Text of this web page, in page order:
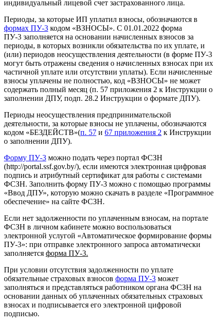
индивидуальный лицевой счет застрахованного лица.
Периоды, за которые ИП уплатил взносы, обозначаются в
формах ПУ-3 кодом «ВЗНОСЫ». С 01.01.2022 форма
ПУ-3 заполняется на основании начисленных взносов за
периоды, в которых возникли обязательства по их уплате, и
(или) периодов неосуществления деятельности (в форме ПУ-3
могут быть отражены сведения о начисленных взносах при их
частичной уплате или отсутствии уплаты). Если начисленные
взносы уплачены не полностью, код «ВЗНОСЫ» не может
содержать полный месяц (п. 57 приложения 2 к Инструкции о
заполнении ДПУ, подп. 28.2 Инструкции о формате ДПУ).
Периоды неосуществления предпринимательской
деятельности, за которые взносы не уплачены, обозначаются
кодом «БЕЗДЕЙСТВ»(п. 57 и 67 приложения 2 к Инструкции
о заполнении ДПУ).
Форму ПУ-3 можно подать через портал ФСЗН
(http://portal.ssf.gov.by/), если имеются электронная цифровая
подпись и атрибутный сертификат для работы с системами
ФСЗН. Заполнить форму ПУ-3 можно с помощью программы
«Ввод ДПУ», которую можно скачать в разделе «Программное
обеспечение» на сайте ФСЗН.
Если нет задолженности по уплаченным взносам, на портале
ФСЗН в личном кабинете можно воспользоваться
электронной услугой «Автоматическое формирование формы
ПУ-3»: при отправке электронного запроса автоматически
заполняется форма ПУ-3.
При условии отсутствия задолженности по уплате
обязательные страховых взносов форма ПУ-3 может
заполняться и представляться работником органа ФСЗН на
основании данных об уплаченных обязательных страховых
взносах и подписывается его электронной цифровой
подписью.